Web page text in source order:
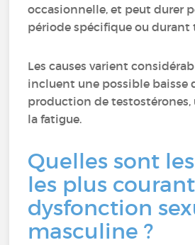
occasionnelle, et peut durer
période spécifique ou durant
Les causes varient
incluent une possible baisse
production de testostérones,
la fatigue.
Quelles sont
les plus
dysfonction
masculine ?